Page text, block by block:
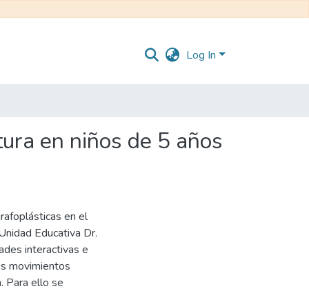
Log In
en niños de 5 años
en el
Educativa Dr.
interactivas e
movimientos
Para ello se